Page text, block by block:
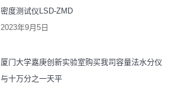
密度测试仪LSD-ZMD
2023年9月5日
厦门大学嘉庚创新实验室购买我司容量法水分仪
与十万分之一天平